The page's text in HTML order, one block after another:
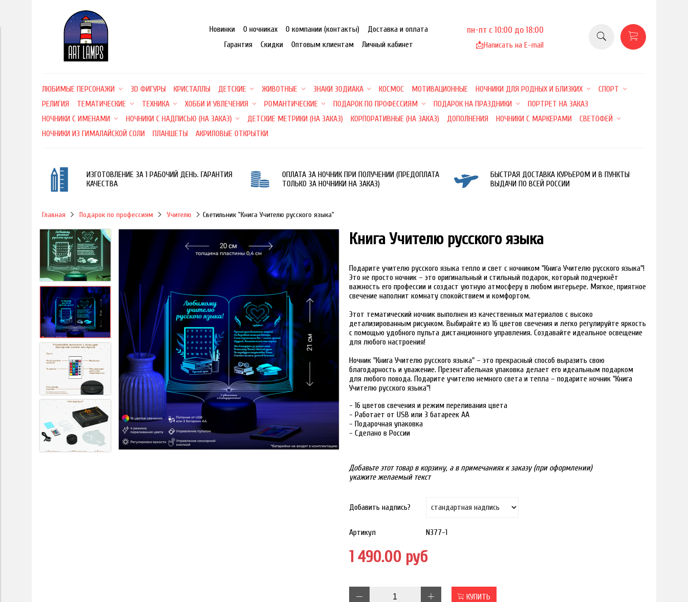
Новинки О ночниках О компании (контакты)
Доставка и оплата
Гарантия
Скидки Оптовым клиентам Личный кабинет
пн-пт с 10:00 до 18:00
📩Написать на E-mail
ЛЮБИМЫЕ ПЕРСОНАЖИ 3D ФИГУРЫ КРИСТАЛЛЫ ДЕТСКИЕ ЖИВОТНЫЕ ЗНАКИ ЗОДИАКА КОСМОС МОТИВАЦИОННЫЕ НОЧНИКИ ДЛЯ РОДНЫХ И БЛИЗКИХ
СПОРТ
РЕЛИГИЯ
ТЕМАТИЧЕСКИЕ ТЕХНИКА ХОББИ И УВЛЕЧЕНИЯ РОМАНТИЧЕСКИЕ ПОДАРОК ПО ПРОФЕССИЯМ ПОДАРОК НА ПРАЗДНИКИ
ПОРТРЕТ НА ЗАКАЗ
НОЧНИКИ С ИМЕНАМИ
НОЧНИКИ С НАДПИСЬЮ (НА ЗАКАЗ) ДЕТСКИЕ МЕТРИКИ (НА ЗАКАЗ) КОРПОРАТИВНЫЕ (НА ЗАКАЗ) ДОПОЛНЕНИЯ НОЧНИКИ С МАРКЕРАМИ
СВЕТОФЕЙ
НОЧНИКИ ИЗ ГИМАЛАЙСКОЙ СОЛИ
ПЛАНШЕТЫ АКРИЛОВЫЕ ОТКРЫТКИ
ИЗГОТОВЛЕНИЕ ЗА 1 РАБОЧИЙ ДЕНЬ. ГАРАНТИЯ
КАЧЕСТВА
ОПЛАТА ЗА НОЧНИК ПРИ ПОЛУЧЕНИИ (ПРЕДОПЛАТА
ТОЛЬКО ЗА НОЧНИКИ НА ЗАКАЗ)
БЫСТРАЯ ДОСТАВКА КУРЬЕРОМ И В ПУНКТЫ
ВЫДАЧИ ПО ВСЕЙ РОССИИ
Главная Подарок по профессиям Учителю Светильник "Книга Учителю русского языка"
Книга Учителю русского языка
Подарите учителю русского языка тепло и свет с ночником "Книга Учителю русского языка"!
Это не просто ночник – это оригинальный и стильный подарок, который подчеркнёт
важность его профессии и создаст уютную атмосферу в любом интерьере. Мягкое, приятное
свечение наполнит комнату спокойствием и комфортом.
Этот тематический ночник выполнен из качественных материалов с высоко
детализированным рисунком. Выбирайте из 16 цветов свечения и легко регулируйте яркость
с помощью удобного пульта дистанционного управления. Создавайте идеальное освещение
для любого настроения!
Ночник "Книга Учителю русского языка" – это прекрасный способ выразить свою
благодарность и уважение. Презентабельная упаковка делает его идеальным подарком
для любого повода. Подарите учителю немного света и тепла – подарите ночник "Книга
Учителю русского языка"!
- 16 цветов свечения и режим переливания цвета
- Работает от USB или 3 батареек АА
- Подарочная упаковка
- Сделано в России
Добавьте этот товар в корзину, а в примечаниях к заказу (при оформлении)
укажите желаемый текст
Добавить надпись?
Артикул N377-1
1 490.00 руб
КУПИТЬ